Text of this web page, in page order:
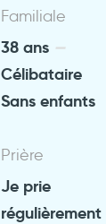
Familiale
38 ans
Célibataire
Sans enfants
Prière
Je prie
régulièrement